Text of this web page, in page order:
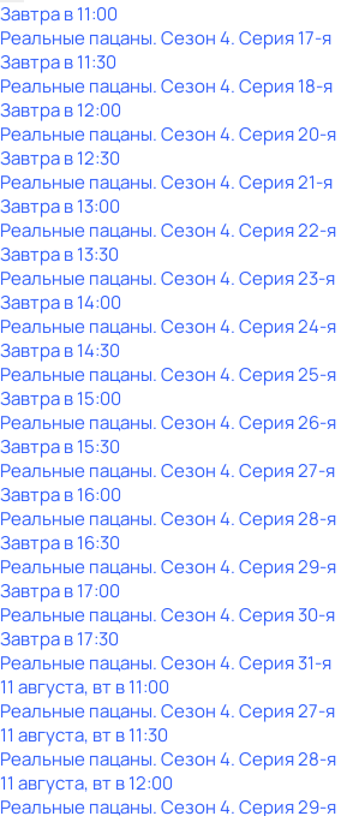
Завтра в 11:00
Реальные пацаны. Сезон 4. Серия 17-я
Завтра в 11:30
Реальные пацаны. Сезон 4. Серия 18-я
Завтра в 12:00
Реальные пацаны. Сезон 4. Серия 20-я
Завтра в 12:30
Реальные пацаны. Сезон 4. Серия 21-я
Завтра в 13:00
Реальные пацаны. Сезон 4. Серия 22-я
Завтра в 13:30
Реальные пацаны. Сезон 4. Серия 23-я
Завтра в 14:00
Реальные пацаны. Сезон 4. Серия 24-я
Завтра в 14:30
Реальные пацаны. Сезон 4. Серия 25-я
Завтра в 15:00
Реальные пацаны. Сезон 4. Серия 26-я
Завтра в 15:30
Реальные пацаны. Сезон 4. Серия 27-я
Завтра в 16:00
Реальные пацаны. Сезон 4. Серия 28-я
Завтра в 16:30
Реальные пацаны. Сезон 4. Серия 29-я
Завтра в 17:00
Реальные пацаны. Сезон 4. Серия 30-я
Завтра в 17:30
Реальные пацаны. Сезон 4. Серия 31-я
11 августа, вт в 11:00
Реальные пацаны. Сезон 4. Серия 27-я
11 августа, вт в 11:30
Реальные пацаны. Сезон 4. Серия 28-я
11 августа, вт в 12:00
Реальные пацаны. Сезон 4. Серия 29-я